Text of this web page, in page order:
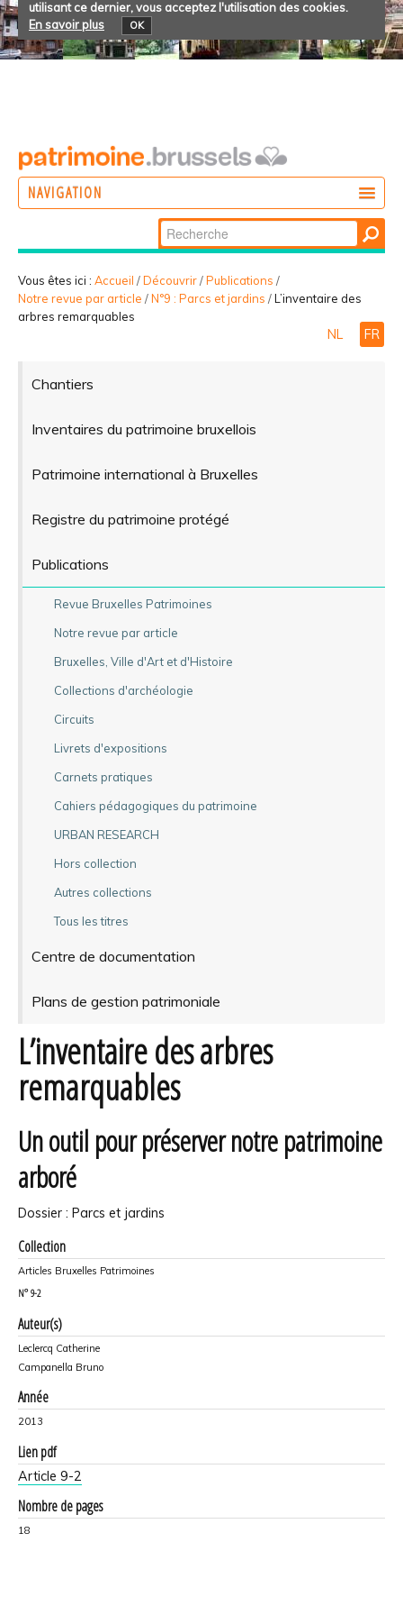
utilisant ce dernier, vous acceptez l'utilisation des cookies.
En savoir plus
OK
NAVIGATION
PARTICIPER
Chercher par
Recherche
avancée…
Vous êtes ici : Accueil /Découvrir/Publications /
Notre revue par article /N°9 : Parcs et jardins /L’inventaire des
arbres remarquables
NL FR
Chantiers
Inventaires du patrimoine bruxellois
Patrimoine international à Bruxelles
Registre du patrimoine protégé
Publications
Revue Bruxelles Patrimoines
Notre revue par article
Bruxelles, Ville d'Art et d'Histoire
Collections d'archéologie
Circuits
Livrets d'expositions
Carnets pratiques
Cahiers pédagogiques du patrimoine
URBAN RESEARCH
Hors collection
Autres collections
Tous les titres
Centre de documentation
Plans de gestion patrimoniale
L’inventaire des arbres
remarquables
Un outil pour préserver notre patrimoine
arboré
Dossier : Parcs et jardins
Collection
Articles Bruxelles Patrimoines
N° 9-2
Auteur(s)
Leclercq Catherine
Campanella Bruno
Année
2013
Lien pdf
Article 9-2
Nombre de pages
18